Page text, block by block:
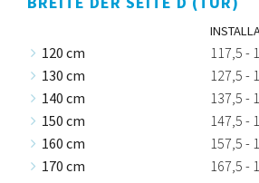
120 cm
117,5 -
130 cm
127,5 -
140 cm
137,5 -
150 cm
147,5 -
160 cm
157,5 -
170 cm
167,5 -